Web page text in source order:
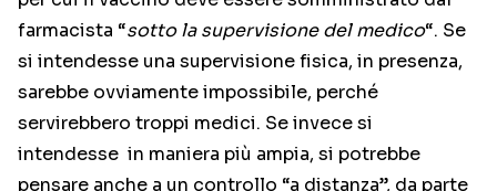
farmacista “sotto la supervisione del medico“. Se
si intendesse una supervisione fisica, in presenza,
sarebbe ovviamente impossibile, perché
servirebbero troppi medici. Se invece si
intendesse in maniera più ampia, si potrebbe
pensare anche a un controllo “a distanza”, da parte